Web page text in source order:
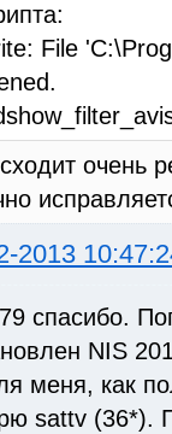
File
очень
2013
спасибо.
NIS
меня, как
sattv (36*).